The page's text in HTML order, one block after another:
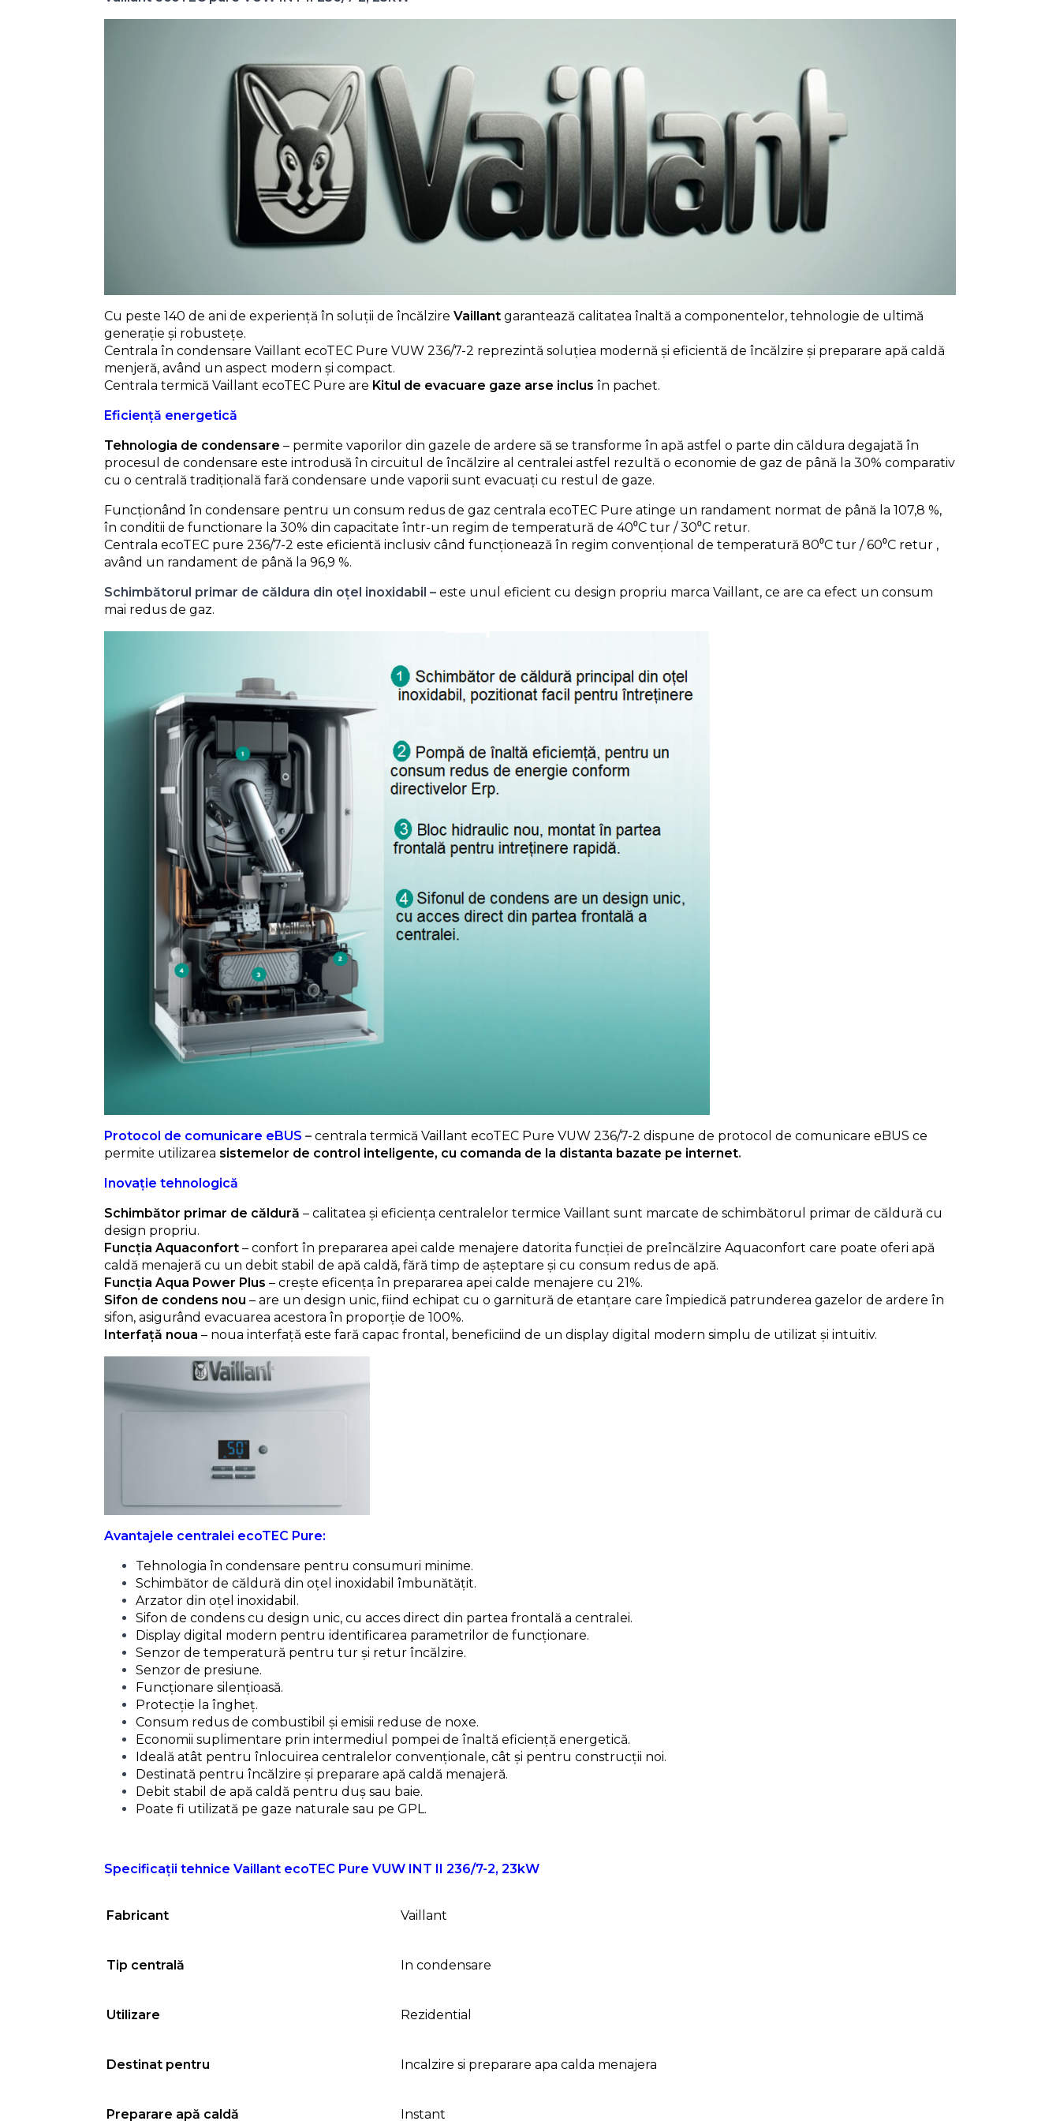
Cu peste 140 de ani de experiență în soluții de încălzire Vaillant garantează calitatea înaltă a componentelor, tehnologie de ultimă
generaţie și robustețe.
Centrala în condensare Vaillant ecoTEC Pure VUW 236/7-2 reprezintă soluțiea modernă și eficientă de încălzire și preparare apă caldă
menjeră, având un aspect modern și compact.
Centrala termică Vaillant ecoTEC Pure are Kitul de evacuare gaze arse inclus în pachet.
Eficiență energetică
Tehnologia de condensare – permite vaporilor din gazele de ardere să se transforme în apă astfel o parte din căldura degajată în
procesul de condensare este introdusă în circuitul de încălzire al centralei astfel rezultă o economie de gaz de până la 30% comparativ
cu o centrală tradițională fară condensare unde vaporii sunt evacuați cu restul de gaze.
Funcționând în condensare pentru un consum redus de gaz centrala ecoTEC Pure atinge un randament normat de până la 107,8 %,
în conditii de functionare la 30% din capacitate într-un regim de temperatură de 40⁰C tur / 30⁰C retur.
Centrala ecoTEC pure 236/7-2 este eficientă inclusiv când funcționează în regim convențional de temperatură 80⁰C tur / 60⁰C retur ,
având un randament de până la 96,9 %.
Schimbătorul primar de căldura din oțel inoxidabil – este unul eficient cu design propriu marca Vaillant, ce are ca efect un consum
mai redus de gaz.
Protocol de comunicare eBUS – centrala termică Vaillant ecoTEC Pure VUW 236/7-2 dispune de protocol de comunicare eBUS ce
permite utilizarea sistemelor de control inteligente, cu comanda de la distanta bazate pe internet.
Inovație tehnologică
Schimbător primar de căldură – calitatea și eficiența centralelor termice Vaillant sunt marcate de schimbătorul primar de căldură cu
design propriu.
Funcția Aquaconfort – confort în prepararea apei calde menajere datorita funcției de preîncălzire Aquaconfort care poate oferi apă
caldă menajeră cu un debit stabil de apă caldă, fără timp de așteptare și cu consum redus de apă.
Funcția Aqua Power Plus – crește eficența în prepararea apei calde menajere cu 21%.
Sifon de condens nou – are un design unic, fiind echipat cu o garnitură de etanțare care împiedică patrunderea gazelor de ardere în
sifon, asigurând evacuarea acestora în proporție de 100%.
Interfață noua – noua interfață este fară capac frontal, beneficiind de un display digital modern simplu de utilizat și intuitiv.
Avantajele centralei ecoTEC Pure:
Tehnologia în condensare pentru consumuri minime.
Schimbător de căldură din oțel inoxidabil îmbunătățit.
Arzator din oțel inoxidabil.
Sifon de condens cu design unic, cu acces direct din partea frontală a centralei.
Display digital modern pentru identificarea parametrilor de funcționare.
Senzor de temperatură pentru tur și retur încălzire.
Senzor de presiune.
Funcționare silențioasă.
Protecție la îngheț.
Consum redus de combustibil și emisii reduse de noxe.
Economii suplimentare prin intermediul pompei de înaltă eficiență energetică.
Ideală atât pentru înlocuirea centralelor convenționale, cât și pentru construcții noi.
Destinată pentru încălzire și preparare apă caldă menajeră.
Debit stabil de apă caldă pentru duș sau baie.
Poate fi utilizată pe gaze naturale sau pe GPL.
Specificații tehnice Vaillant ecoTEC Pure VUW INT II 236/7-2, 23kW
Fabricant Vaillant
Tip centrală In condensare
Utilizare Rezidential
Destinat pentru Incalzire si preparare apa calda menajera
Preparare apă caldă Instant